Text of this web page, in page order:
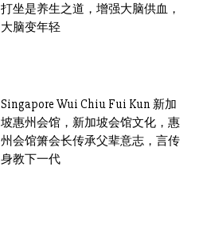
打坐是养生之道，增强大脑供血，
大脑变年轻
Singapore Wui Chiu Fui Kun 新加
坡惠州会馆，新加坡会馆文化，惠
州会馆箫会长传承父辈意志，言传
身教下一代